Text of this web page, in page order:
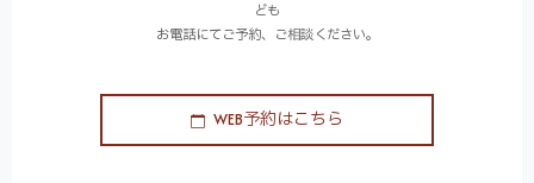
ども
お電話にてご予約、ご相談ください。
WEB予約はこちら